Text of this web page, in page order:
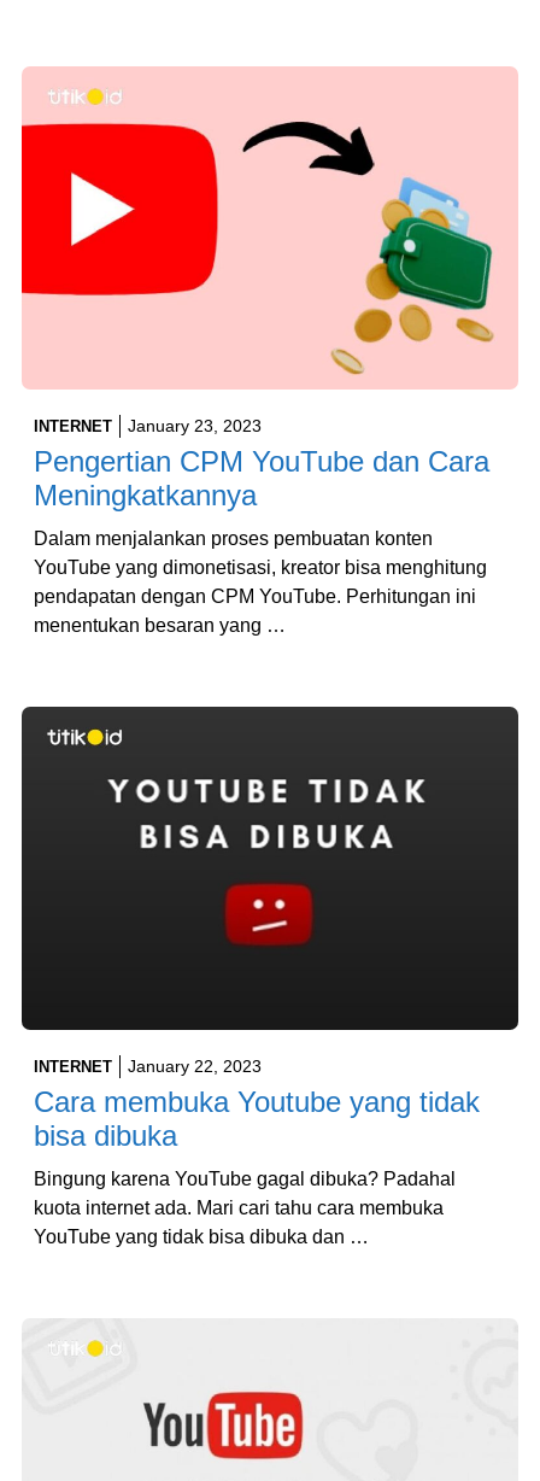
INTERNET January 23, 2023
Pengertian CPM YouTube dan Cara
Meningkatkannya
Dalam menjalankan proses pembuatan konten
YouTube yang dimonetisasi, kreator bisa menghitung
pendapatan dengan CPM YouTube. Perhitungan ini
menentukan besaran yang …
INTERNET January 22, 2023
Cara membuka Youtube yang tidak
bisa dibuka
Bingung karena YouTube gagal dibuka? Padahal
kuota internet ada. Mari cari tahu cara membuka
YouTube yang tidak bisa dibuka dan …